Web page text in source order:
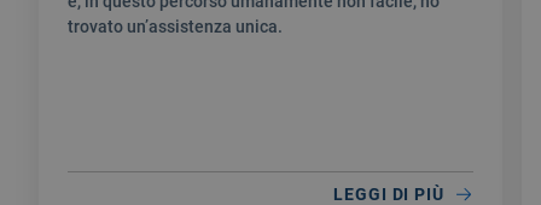
trovato un’assistenza unica.
LEGGI DI PIÙ